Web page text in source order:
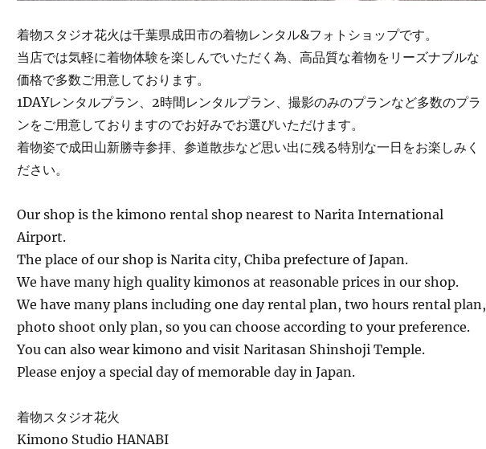
着物スタジオ花火は千葉県成田市の着物レンタル&フォトショップです。
当店では気軽に着物体験を楽しんでいただく為、高品質な着物をリーズナブルな
価格で多数ご用意しております。
1DAYレンタルプラン、2時間レンタルプラン、撮影のみのプランなど多数のプラ
ンをご用意しておりますのでお好みでお選びいただけます。
着物姿で成田山新勝寺参拝、参道散歩など思い出に残る特別な一日をお楽しみく
ださい。
Our shop is the kimono rental shop nearest to Narita International
Airport.
The place of our shop is Narita city, Chiba prefecture of Japan.
We have many high quality kimonos at reasonable prices in our shop.
We have many plans including one day rental plan, two hours rental plan,
photo shoot only plan, so you can choose according to your preference.
You can also wear kimono and visit Naritasan Shinshoji Temple.
Please enjoy a special day of memorable day in Japan.
着物スタジオ花火
Kimono Studio HANABI